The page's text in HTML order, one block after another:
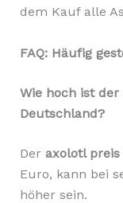
dem Kauf alle
FAQ: Häufig
Wie hoch ist
Deutschland?
Der axolotl preis
Euro, kann bei
höher sein.